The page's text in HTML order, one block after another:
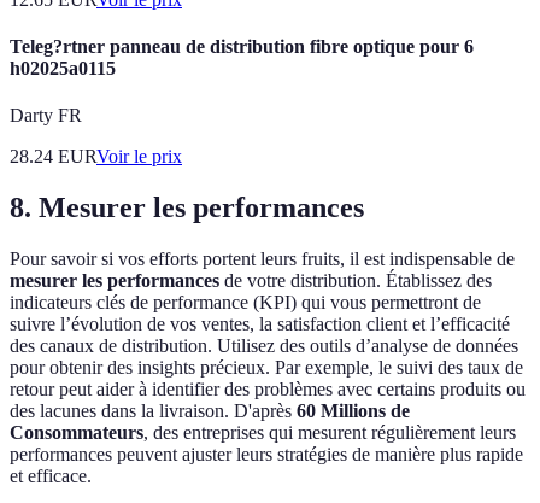
Teleg?rtner panneau de distribution fibre optique pour 6
h02025a0115
Darty FR
28.24 EURVoir le prix
8. Mesurer les performances
Pour savoir si vos efforts portent leurs fruits, il est indispensable de
mesurer les performances de votre distribution. Établissez des
indicateurs clés de performance (KPI) qui vous permettront de
suivre l’évolution de vos ventes, la satisfaction client et l’efficacité
des canaux de distribution. Utilisez des outils d’analyse de données
pour obtenir des insights précieux. Par exemple, le suivi des taux de
retour peut aider à identifier des problèmes avec certains produits ou
des lacunes dans la livraison. D'après 60 Millions de
Consommateurs, des entreprises qui mesurent régulièrement leurs
performances peuvent ajuster leurs stratégies de manière plus rapide
et efficace.